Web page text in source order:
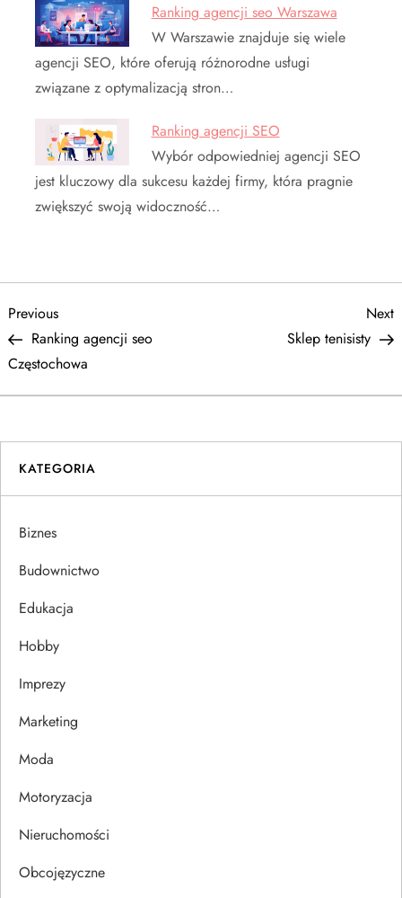
Ranking agencji seo Warszawa
W Warszawie znajduje się wiele
agencji SEO, które oferują różnorodne usługi
związane z optymalizacją stron…
Ranking agencji SEO
Wybór odpowiedniej agencji SEO
jest kluczowy dla sukcesu każdej firmy, która pragnie
zwiększyć swoją widoczność…
N
a
w
i
g
a
c
a
w
p
u
Previous
Post
Previous
Ranking agencji seo
Częstochowa
Next
Sklep tenisisty
KATEGORIA
Biznes
Budownictwo
Edukacja
Hobby
Imprezy
Marketing
Moda
Motoryzacja
Nieruchomości
Obcojęzyczne